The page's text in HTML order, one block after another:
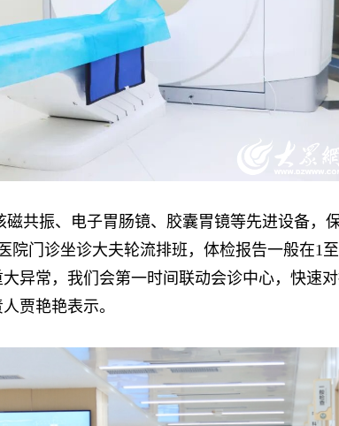
共振、电子胃肠镜、胶囊胃镜等先进设备，
院门诊坐诊大夫轮流排班，体检报告一般在1
异常，我们会第一时间联动会诊中心，快速
贾艳艳表示。